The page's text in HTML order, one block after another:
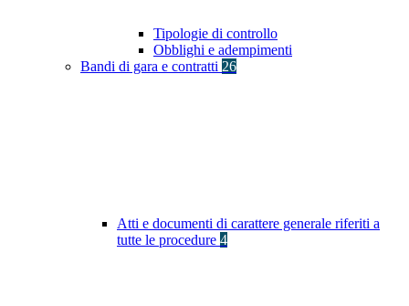
Tipologie di controllo
Obblighi e adempimenti
Bandi di gara e contratti 26
Atti e documenti di carattere generale riferiti a
tutte le procedure 4